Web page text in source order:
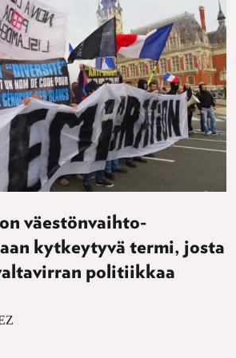
väestönvaihto-
kytkeytyvä termi, josta
politiikkaa